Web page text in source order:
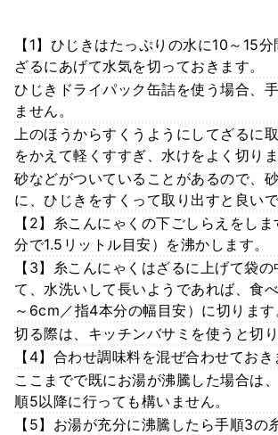
【1】ひじきはたっぷりの水に10～15分
ざるにあげて水気を切っておきます。
ひじきドライパック缶詰を使う場合、
ません。
上のほうからすくうようにしてざるに
をかえて軽くすすぎ、水けをよく切りま
砂などがついていることがあるので、
に、ひじきをすくって取り出すと良いで
【2】糸こんにゃくの下ごしらえをし
分で1.5リットル目安）を沸かします。
【3】糸こんにゃくはざるに上げて袋
て、水洗いして長いようであれば、食
～6cm／指4本分の幅目安）に切ります
切る際は、キッチンバサミを使うと切り
【4】合わせ調味料を混ぜ合わせておき
ここまでで既にお湯が沸騰した場合は
順5以降に行っても構いません。
【5】お湯が充分に沸騰したら手順3の